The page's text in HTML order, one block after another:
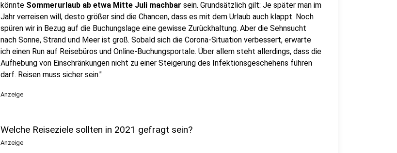
könnte Sommerurlaub ab etwa Mitte Juli machbar sein. Grundsätzlich gilt: Je später man im
Jahr verreisen will, desto größer sind die Chancen, dass es mit dem Urlaub auch klappt. Noch
spüren wir in Bezug auf die Buchungslage eine gewisse Zurückhaltung. Aber die Sehnsucht
nach Sonne, Strand und Meer ist groß. Sobald sich die Corona-Situation verbessert, erwarte
ich einen Run auf Reisebüros und Online-Buchungsportale. Über allem steht allerdings, dass die
Aufhebung von Einschränkungen nicht zu einer Steigerung des Infektionsgeschehens führen
darf. Reisen muss sicher sein."
Anzeige
Welche Reiseziele sollten in 2021 gefragt sein?
Anzeige